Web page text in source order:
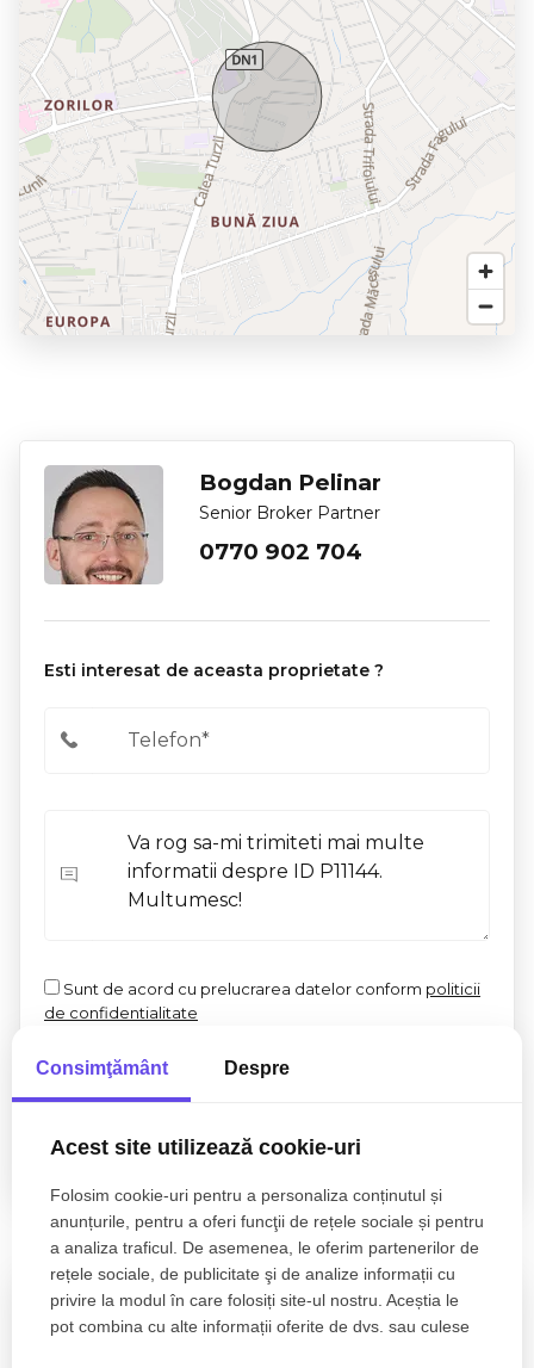
Bogdan Pelinar
Senior Broker Partner
0770 902 704
Esti interesat de aceasta proprietate ?
Sunt de acord cu prelucrarea datelor conform politicii
de confidentialitate
Proprietati similare
Consimţământ Despre
Acest site utilizează cookie-uri
Folosim cookie-uri pentru a personaliza conținutul și
anunțurile, pentru a oferi funcţii de rețele sociale și pentru
a analiza traficul. De asemenea, le oferim partenerilor de
rețele sociale, de publicitate şi de analize informații cu
privire la modul în care folosiți site-ul nostru. Aceștia le
pot combina cu alte informații oferite de dvs. sau culese